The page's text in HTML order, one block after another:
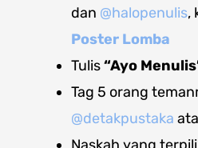
dan @halopenulis,
Poster Lomba
Tulis“Ayo
Tag 5 orang
@detakpustaka